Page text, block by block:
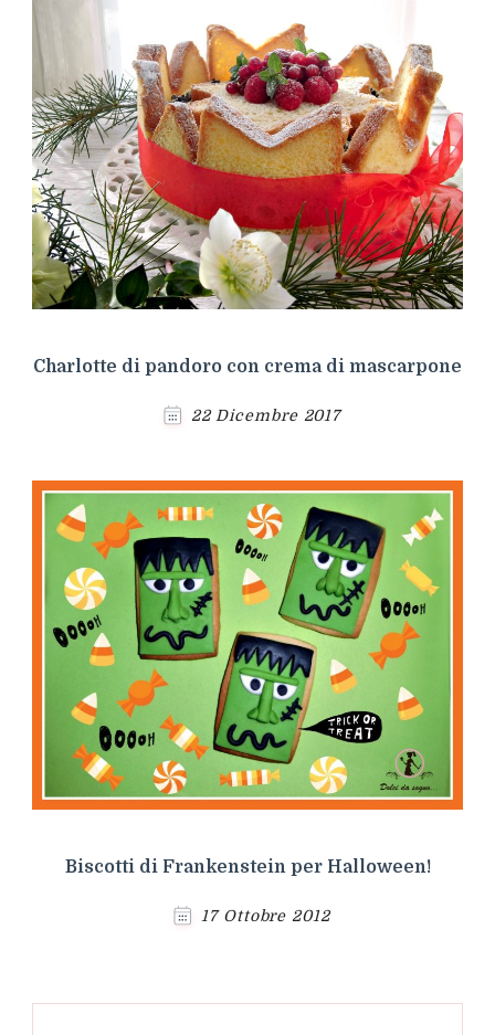
Charlotte di pandoro con crema di mascarpone
22 Dicembre 2017
Biscotti di Frankenstein per Halloween!
17 Ottobre 2012